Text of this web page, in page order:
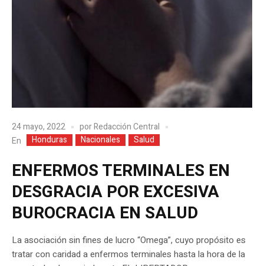
24 mayo, 2022 porRedacción Central
En
Honduras Nacionales Salud
ENFERMOS TERMINALES EN
DESGRACIA POR EXCESIVA
BUROCRACIA EN SALUD
La asociación sin fines de lucro “Omega”, cuyo propósito es
tratar con caridad a enfermos terminales hasta la hora de la